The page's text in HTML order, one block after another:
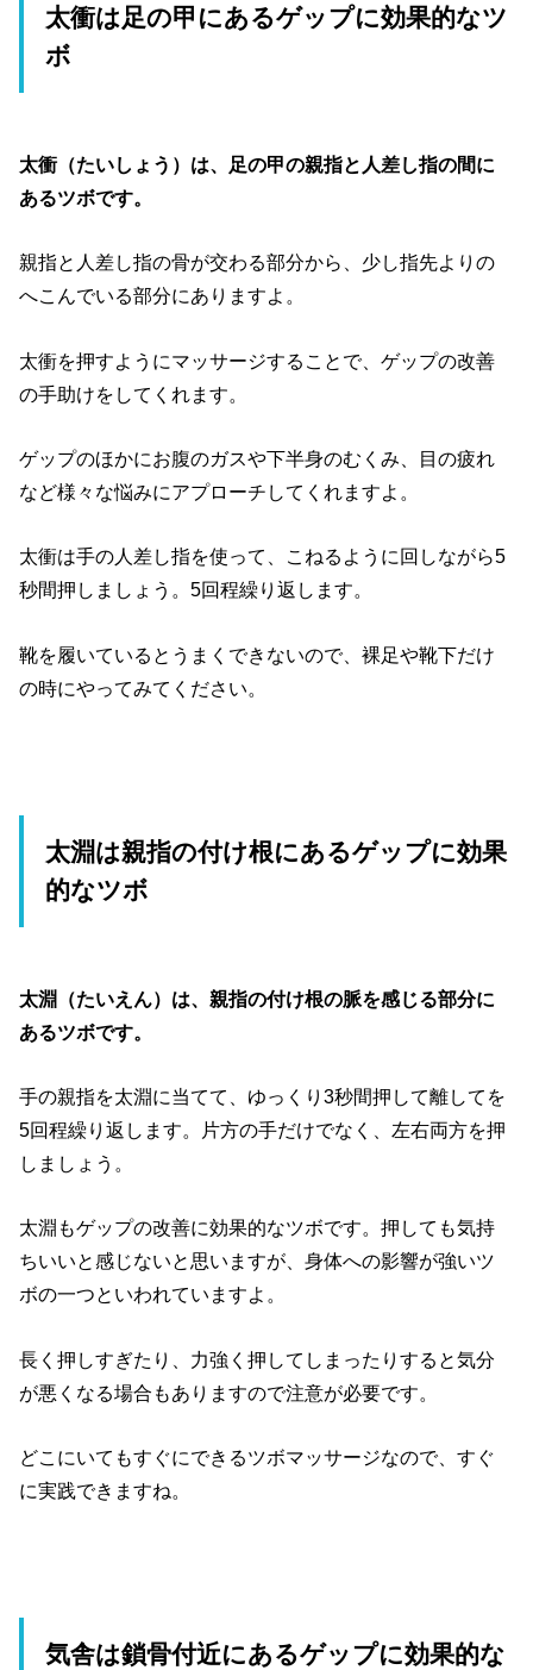
太衝は足の甲にあるゲップに効果的なツ
ボ
太衝（たいしょう）は、足の甲の親指と人差し指の間に
あるツボです。
親指と人差し指の骨が交わる部分から、少し指先よりの
へこんでいる部分にありますよ。
太衝を押すようにマッサージすることで、ゲップの改善
の手助けをしてくれます。
ゲップのほかにお腹のガスや下半身のむくみ、目の疲れ
など様々な悩みにアプローチしてくれますよ。
太衝は手の人差し指を使って、こねるように回しながら5
秒間押しましょう。5回程繰り返します。
靴を履いているとうまくできないので、裸足や靴下だけ
の時にやってみてください。
太淵は親指の付け根にあるゲップに効果
的なツボ
太淵（たいえん）は、親指の付け根の脈を感じる部分に
あるツボです。
手の親指を太淵に当てて、ゆっくり3秒間押して離してを
5回程繰り返します。片方の手だけでなく、左右両方を押
しましょう。
太淵もゲップの改善に効果的なツボです。押しても気持
ちいいと感じないと思いますが、身体への影響が強いツ
ボの一つといわれていますよ。
長く押しすぎたり、力強く押してしまったりすると気分
が悪くなる場合もありますので注意が必要です。
どこにいてもすぐにできるツボマッサージなので、すぐ
に実践できますね。
気舎は鎖骨付近にあるゲップに効果的な